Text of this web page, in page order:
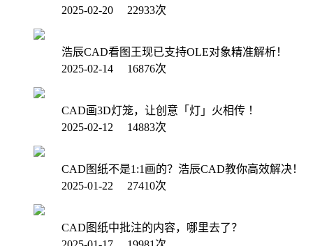
2025-02-20 22933次
浩辰CAD看图王现已支持OLE对象精准解析！
2025-02-14 16876次
CAD画3D灯笼，让创意「灯」火相传 ！
2025-02-12 14883次
CAD图纸不是1:1画的？浩辰CAD教你高效解决！
2025-01-22 27410次
CAD图纸中批注的内容，哪里去了？